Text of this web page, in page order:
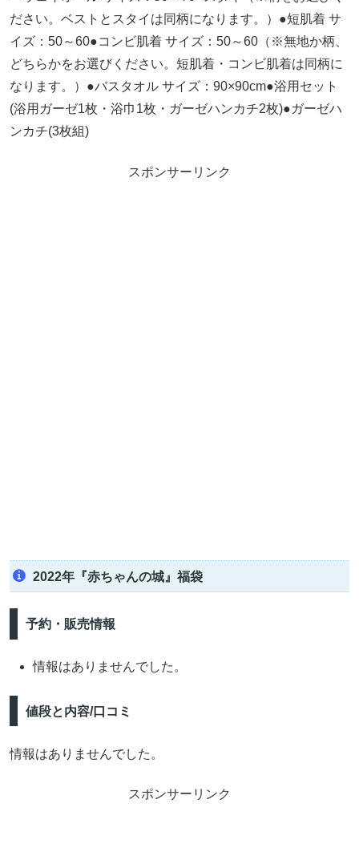
ださい。ベストとスタイは同柄になります。）●短肌着 サ
イズ：50～60●コンビ肌着 サイズ：50～60（※無地か柄、
どちらかをお選びください。短肌着・コンビ肌着は同柄に
なります。）●バスタオル サイズ：90×90cm●浴用セット
(浴用ガーゼ1枚・浴巾1枚・ガーゼハンカチ2枚)●ガーゼハ
ンカチ(3枚組)
スポンサーリンク
2022年『赤ちゃんの城』福袋
予約・販売情報
情報はありませんでした。
値段と内容/口コミ
情報はありませんでした。
スポンサーリンク